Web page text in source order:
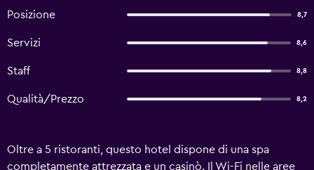
Posizione 8,7
Servizi 8,6
Staff 8,8
Qualità/Prezzo 8,2
Oltre a 5 ristoranti, questo hotel dispone di una spa
completamente attrezzata e un casinò. Il Wi-Fi nelle aree